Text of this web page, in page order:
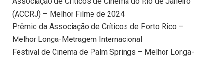
(ACCRJ) – Melhor Filme de 2024
Prêmio da Associação de Críticos de Porto Rico –
Melhor Longa-Metragem Internacional
Festival de Cinema de Palm Springs – Melhor Longa-